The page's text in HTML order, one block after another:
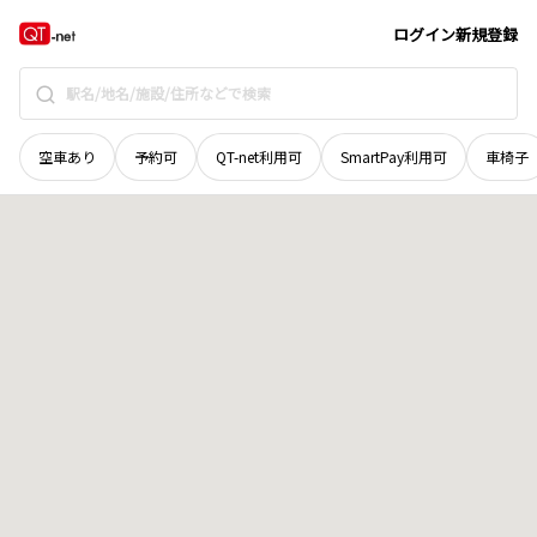
ログイン新規登録
空車あり 予約可 QT-net利用可 SmartPay利用可 車椅子
青森県